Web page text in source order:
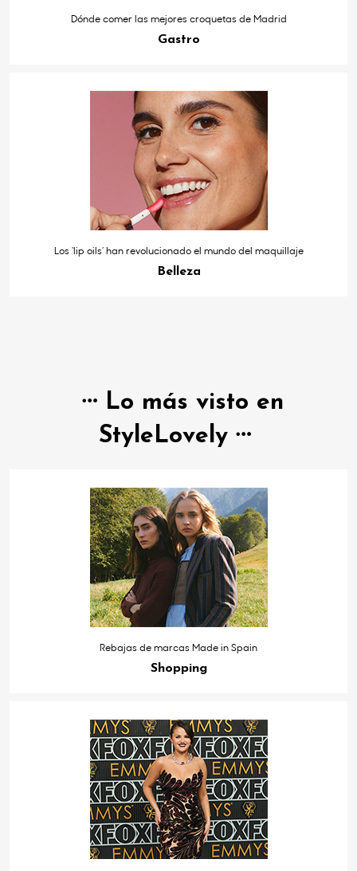
Dónde comer las mejores croquetas de Madrid
Gastro
Los ‘lip oils’ han revolucionado el mundo del maquillaje
Belleza
Lo más visto en
StyleLovely
Rebajas de marcas Made in Spain
Shopping